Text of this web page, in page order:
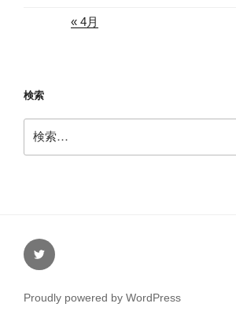
« 4月
検索
索:
Twitter
Proudly powered by WordPress